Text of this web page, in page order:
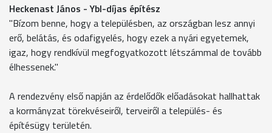
Heckenast János - Ybl-díjas építész
"Bízom benne, hogy a településben, az országban lesz annyi
erő, belátás, és odafigyelés, hogy ezek a nyári egyetemek,
igaz, hogy rendkívül megfogyatkozott létszámmal de tovább
élhessenek."
A rendezvény első napján az érdelődők előadásokat hallhattak
a kormányzat törekvéseiről, terveiről a település- és
építésügy területén.